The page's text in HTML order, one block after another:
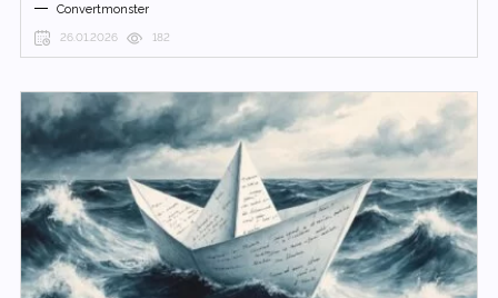
Convertmonster
26.01.2026 182